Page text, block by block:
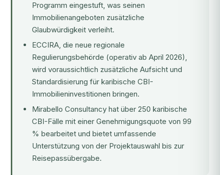
Programm eingestuft, was seinen
Immobilienangeboten zusätzliche
Glaubwürdigkeit verleiht.
ECCIRA, die neue regionale
Regulierungsbehörde (operativ ab April 2026),
wird voraussichtlich zusätzliche Aufsicht und
Standardisierung für karibische CBI-
Immobilieninvestitionen bringen.
Mirabello Consultancy hat über 250 karibische
CBI-Fälle mit einer Genehmigungsquote von 99
% bearbeitet und bietet umfassende
Unterstützung von der Projektauswahl bis zur
Reisepassübergabe.